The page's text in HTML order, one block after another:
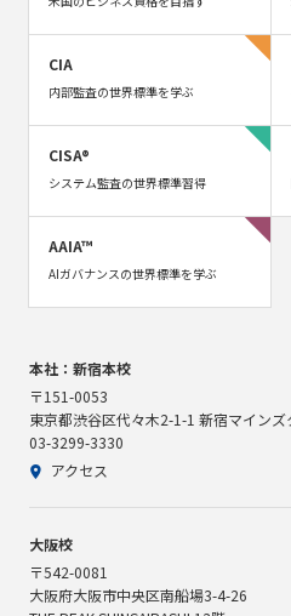
CIA
内部監査の世界標準を学ぶ
CISA®
システム監査の世界標準習得
AAIA™
AIガバナンスの世界標準を学ぶ
本社：新宿本校
〒151-0053
東京都渋谷区代々木2-1-1 新宿マイン
03-3299-3330
アクセス
大阪校
〒542-0081
大阪府大阪市中央区南船場3-4-26